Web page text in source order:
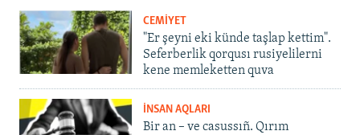
CEMİYET
"Er şeyni eki künde taşlap kettim".
Seferberlik qorqusı rusiyelilerni
kene memleketten quva
İNSAN AQLARI
Bir an – ve casussıñ. Qırım